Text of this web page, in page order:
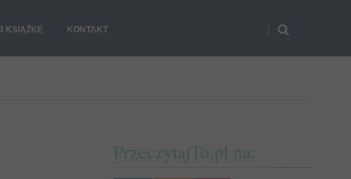
KSIĄŻKĘ KONTAKT
PrzeczytajTo.pl na: